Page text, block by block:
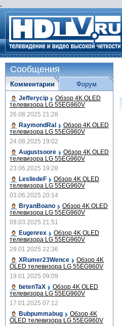
.
Сообщения
Комментарии
Jefferycip Обзор 4K OLED
телевизора LG 55EG960V
26.08.2025 21:28
RaymondRal
Обзор 4K OLED
телевизора LG 55EG960V
24.08.2025 19:02
Augustsoore
Обзор 4K OLED
телевизора LG 55EG960V
23.06.2025 19:28
LesliedeF
Обзор 4K OLED
телевизора LG 55EG960V
03.06.2025 20:14
BryanBoano
Обзор 4K OLED
телевизора LG 55EG960V
09.03.2025 21:51
Eugenrex
Обзор 4K OLED
телевизора LG 55EG960V
29.01.2025 22:36
XRumer23Wence
Обзор 4K
OLED телевизора LG 55EG960V
19.01.2025 09:09
betenTaX
Обзор 4K OLED
телевизора LG 55EG960V
17.01.2025 07:12
Bubpummabug
Обзор 4K
OLED телевизора LG 55EG960V
Форум